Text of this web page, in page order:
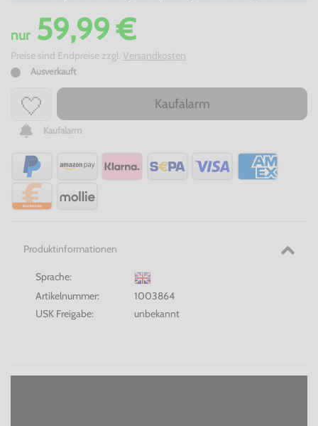
nur59,99 €
Preise sind Endpreise zzgl. Versandkosten
Ausverkauft
Kaufalarm
Kaufalarm
Produktinformationen
Sprache:
Artikelnummer:
1003864
USK Freigabe:
unbekannt